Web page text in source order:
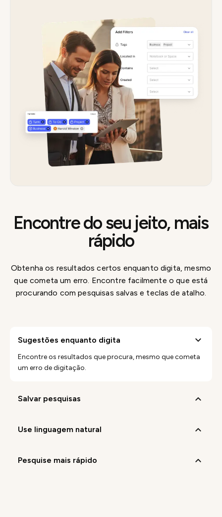
Encontre do seu jeito, mais
rápido
Obtenha os resultados certos enquanto digita, mesmo
que cometa um erro. Encontre facilmente o que está
procurando com pesquisas salvas e teclas de atalho.
sugestões enquanto digita
Encontre os resultados que procura, mesmo que cometa
um erro de digitação.
salvar pesquisas
use linguagem natural
pesquise mais rápido